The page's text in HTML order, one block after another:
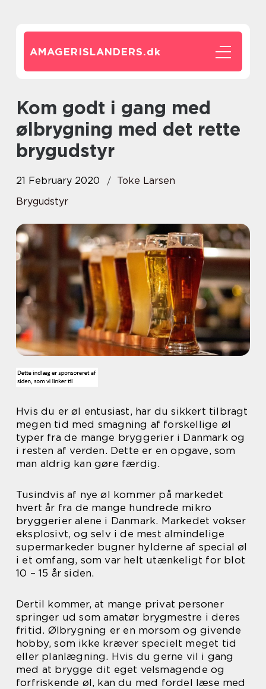
AMAGERISLANDERS.dk
Kom godt i gang med
ølbrygning med det rette
brygudstyr
21 February 2020
Toke Larsen
Brygudstyr
Hvis du er øl entusiast, har du sikkert tilbragt
megen tid med smagning af forskellige øl
typer fra de mange bryggerier i Danmark og
i resten af verden. Dette er en opgave, som
man aldrig kan gøre færdig.
Tusindvis af nye øl kommer på markedet
hvert år fra de mange hundrede mikro
bryggerier alene i Danmark. Markedet vokser
eksplosivt, og selv i de mest almindelige
supermarkeder bugner hylderne af special øl
i et omfang, som var helt utænkeligt for blot
10 – 15 år siden.
Dertil kommer, at mange privat personer
springer ud som amatør brygmestre i deres
fritid. Ølbrygning er en morsom og givende
hobby, som ikke kræver specielt meget tid
eller planlægning. Hvis du gerne vil i gang
med at brygge dit eget velsmagende og
forfriskende øl, kan du med fordel læse med